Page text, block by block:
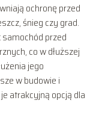
ochronę przed
śnieg czy grad.
przed
co w dłuższej
jego
w budowie i
atrakcyjną opcją dla